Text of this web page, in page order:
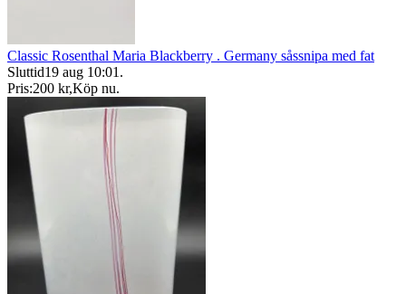
Classic Rosenthal Maria Blackberry . Germany såssnipa med fat
Sluttid19 aug 10:01.
Pris:200 kr,Köp nu.